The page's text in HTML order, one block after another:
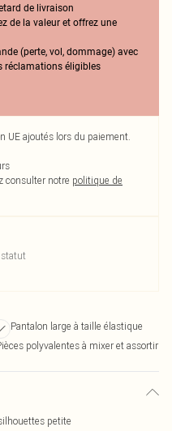
de livraison
de la valeur et offrez une
(perte, vol, dommage) avec
réclamations éligibles
UE ajoutés lors du paiement.
consulter notre politique de
statut
Pantalon large à taille élastique
polyvalentes à mixer et assortir
petite